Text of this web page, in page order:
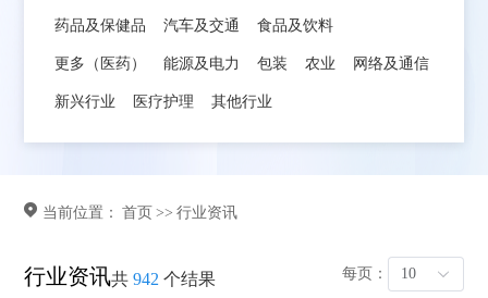
药品及保健品 汽车及交通 食品及饮料
更多（医药） 能源及电力 包装 农业 网络及通信
新兴行业 医疗护理 其他行业
当前位置： 首页 >> 行业资讯
行业资讯共942 个结果 每页： 10